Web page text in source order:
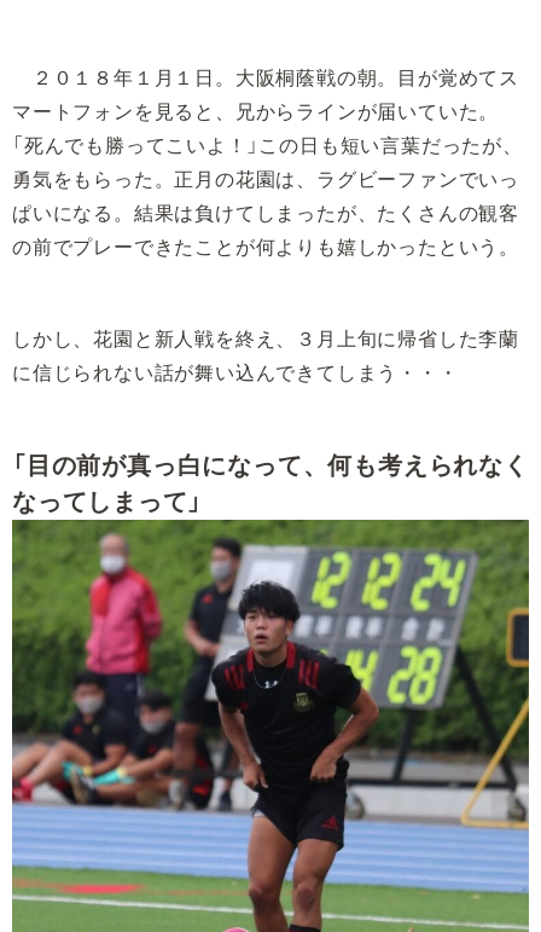
２０１８年１月１日。大阪桐蔭戦の朝。目が覚めてス
マートフォンを見ると、兄からラインが届いていた。
「死んでも勝ってこいよ！」この日も短い言葉だったが、
勇気をもらった。正月の花園は、ラグビーファンでいっ
ぱいになる。結果は負けてしまったが、たくさんの観客
の前でプレーできたことが何よりも嬉しかったという。
しかし、花園と新人戦を終え、３月上旬に帰省した李蘭
に信じられない話が舞い込んできてしまう・・・
「目の前が真っ白になって、何も考えられなく
なってしまって」